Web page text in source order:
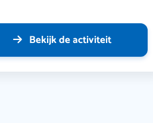
Bekijk de activiteit